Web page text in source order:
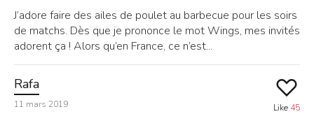
J’adore faire des ailes de poulet au barbecue pour les soirs
de matchs. Dès que je prononce le mot Wings, mes invités
adorent ça ! Alors qu’en France, ce n’est...
Rafa
11 mars 2019 Like 45